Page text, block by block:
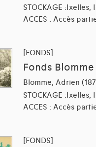
STOCKAGE :Ixelles,
ACCES : Accès
[FONDS]
Fonds
Blomme, Adrien
STOCKAGE :Ixelles,
ACCES : Accès
[FONDS]